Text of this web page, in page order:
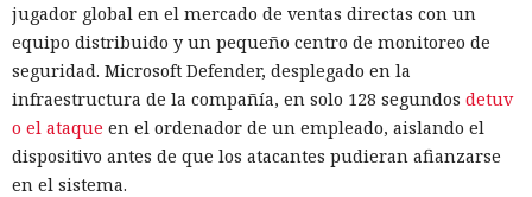
jugador global en el mercado de ventas directas con un
equipo distribuido y un pequeño centro de monitoreo de
seguridad. Microsoft Defender, desplegado en la
infraestructura de la compañía, en solo 128 segundos detuv
o el ataque en el ordenador de un empleado, aislando el
dispositivo antes de que los atacantes pudieran afianzarse
en el sistema.